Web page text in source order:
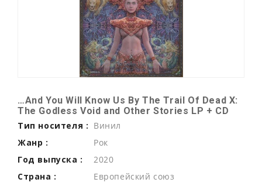
…And You Will Know Us By The Trail Of Dead X:
The Godless Void and Other Stories LP + CD
Тип носителя : Винил
Жанр :
Рок
Год выпуска :
2020
Страна :
Европейский союз